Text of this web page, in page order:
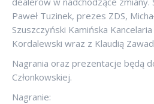
Paweł Tuzinek, prezes ZDS,
Szuszczyński Kamińska
Kordalewski wraz z Klaudią
Nagrania oraz prezentacje będą
Członkowskiej.
Nagranie: